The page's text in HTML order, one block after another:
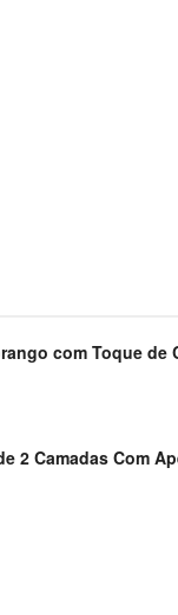
com Toque de
2 Camadas Com